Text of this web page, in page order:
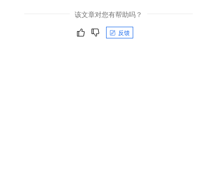
该文章对您有帮助吗？
反馈